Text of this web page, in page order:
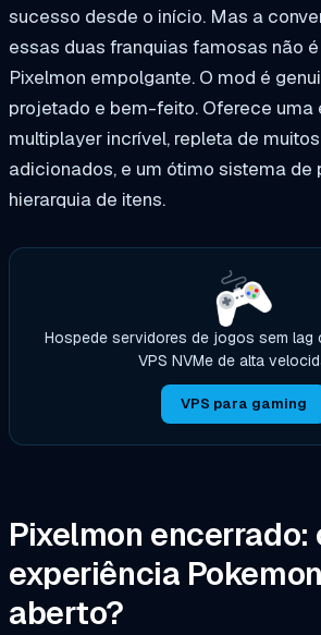
sucesso desde o início. Mas a
essas duas franquias famosas não
Pixelmon empolgante. O mod é
projetado e bem-feito. Oferece uma
multiplayer incrível, repleta de
adicionados, e um ótimo sistema de
hierarquia de itens.
Hospede servidores de jogos sem lag
VPS NVMe de alta
VPS para gaming
Pixelmon encerrado:
experiência
aberto?